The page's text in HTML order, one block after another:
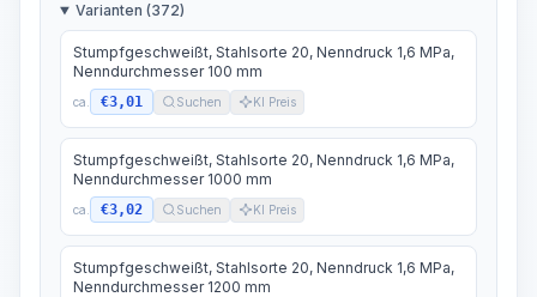
Varianten (372)
Stumpfgeschweißt, Stahlsorte 20, Nenndruck 1,6 MPa,
Nenndurchmesser 100 mm
ca. €3,01 Suchen KI Preis
Stumpfgeschweißt, Stahlsorte 20, Nenndruck 1,6 MPa,
Nenndurchmesser 1000 mm
ca. €3,02 Suchen KI Preis
Stumpfgeschweißt, Stahlsorte 20, Nenndruck 1,6 MPa,
Nenndurchmesser 1200 mm